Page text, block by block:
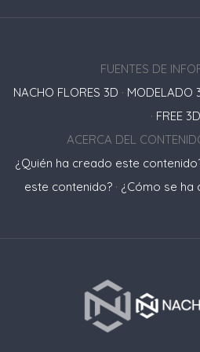
FUENTES DE
NACHO FLORES 3D · MODELADO
· FREE 3D
ACERCA DEL
¿Quién ha creado este
este contenido?· ¿Cómo se ha